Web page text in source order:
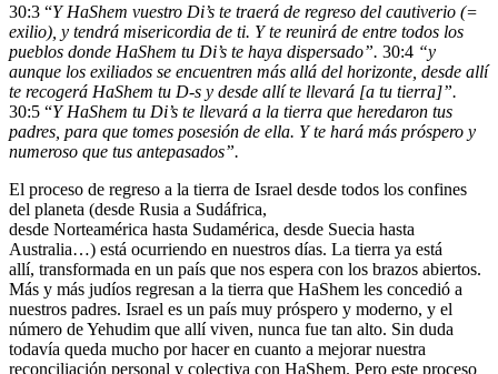
30:3 “Y HaShem vuestro Di’s te traerá de regreso del cautiverio (=
exilio), y tendrá misericordia de ti. Y te reunirá de entre todos los
pueblos donde HaShem tu Di’s te haya dispersado”. 30:4 “y
aunque los exiliados se encuentren más allá del horizonte, desde allí
te recogerá HaShem tu D-s y desde allí te llevará [a tu tierra]”.
30:5 “Y HaShem tu Di’s te llevará a la tierra que heredaron tus
padres, para que tomes posesión de ella. Y te hará más próspero y
numeroso que tus antepasados”.
El proceso de regreso a la tierra de Israel desde todos los confines
del planeta (desde Rusia a Sudáfrica,
desde Norteamérica hasta Sudamérica, desde Suecia hasta
Australia…) está ocurriendo en nuestros días. La tierra ya está
allí, transformada en un país que nos espera con los brazos abiertos.
Más y más judíos regresan a la tierra que HaShem les concedió a
nuestros padres. Israel es un país muy próspero y moderno, y el
número de Yehudim que allí viven, nunca fue tan alto. Sin duda
todavía queda mucho por hacer en cuanto a mejorar nuestra
reconciliación personal y colectiva con HaShem. Pero este proceso